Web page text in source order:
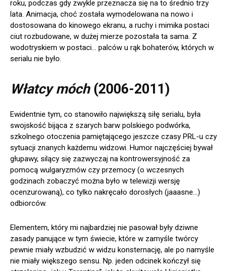
roku, podczas gdy zwykle przeznacza się na to średnio trzy
lata. Animacja, choć została wymodelowana na nowo i
dostosowana do kinowego ekranu, a ruchy i mimika postaci
ciut rozbudowane, w dużej mierze pozostała ta sama. Z
wodotryskiem w postaci… palców u rąk bohaterów, których w
serialu nie było.
Włatcy móch(2006-2011)
Ewidentnie tym, co stanowiło największą siłę serialu, była
swojskość bijąca z szarych barw polskiego podwórka,
szkolnego otoczenia pamiętającego jeszcze czasy PRL-u czy
sytuacji znanych każdemu widzowi. Humor najczęściej bywał
głupawy, silący się zazwyczaj na kontrowersyjność za
pomocą wulgaryzmów czy przemocy (o wczesnych
godzinach zobaczyć można było w telewizji wersję
ocenzurowaną), co tylko nakręcało dorosłych (jaaasne…)
odbiorców.
Elementem, który mi najbardziej nie pasował były dziwne
zasady panujące w tym świecie, które w zamyśle twórcy
pewnie miały wzbudzić w widzu konsternację, ale po namyśle
nie miały większego sensu. Np. jeden odcinek kończył się